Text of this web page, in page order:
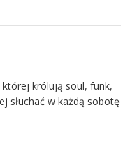
królują soul, funk,
słuchać w każdą sobotę